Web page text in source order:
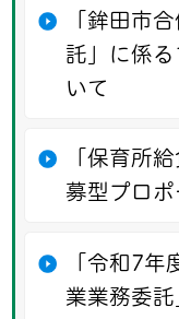
「鉾田市
託」に係
いて
「保育所
募型プロ
「令和7年
業業務委